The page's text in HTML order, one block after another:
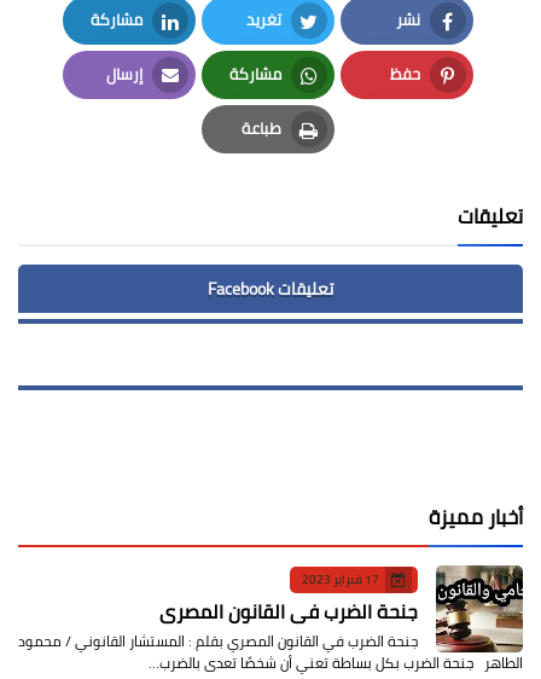
نشر
Facebook
تغريد
Twitter
مشاركة
LinkedIn
حفظ
Pinterest
مشاركة
Whatsapp
إرسال
Email
طباعة
Print
تعليقات
تعليقات Facebook
أخبار مميزة
17 فبراير 2023
جنحة الضرب في القانون المصري
جنحة الضرب في القانون المصري بقلم : المستشار القانوني / محمود
الطاهر جنحة الضرب بكل بساطة تعني أن شخصًا تعدى بالضرب…